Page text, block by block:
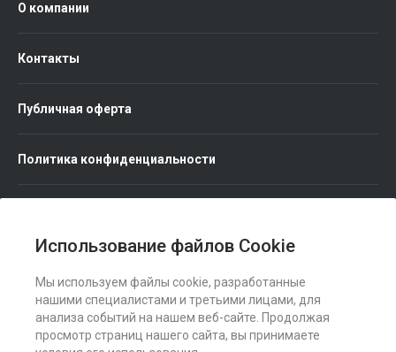
Использование файлов Cookie
Мы используем файлы cookie, разработанные
нашими специалистами и третьими лицами, для
анализа событий на нашем веб-сайте. Продолжая
просмотр страниц нашего сайта, вы принимаете
О компании
Контакты
Публичная оферта
Политика конфиденциальности
Мы в соц. сетях